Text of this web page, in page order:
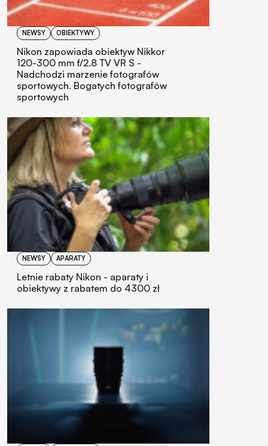
NEWSY OBIEKTYWY
Nikon zapowiada obiektyw Nikkor
120-300 mm f/2.8 TV VR S -
Nadchodzi marzenie fotografów
sportowych. Bogatych fotografów
sportowych
NEWSY APARATY
Letnie rabaty Nikon - aparaty i
obiektywy z rabatem do 4300 zł